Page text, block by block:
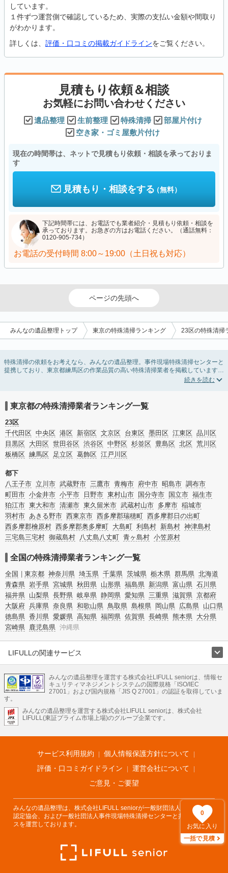
しています。
１件ずつ運営側で確認しているため、実際の支払い金額や間取り
がわかります。
詳しくは、 評価・口コミの掲載ガイドラインをご覧ください。
0
お気に入り
一括で見積
見積もり依頼＆相談
お気軽にお問い合わせください
遺品整理 生前整理 特殊清掃
部屋片付け
空き家・ゴミ屋敷片付け
現在の時間帯は、ネットで見積もり依頼・相談を承っておりま
す
見積もり・相談をする（無料）
下記時間帯には、お電話でも業者紹介・見積もり依頼・相談を
承っております。お急ぎの方はお電話ください。（通話無料：
0120-905-734）
お電話の受付時間 8:00～19:00（土日祝も対応）
ページの先頭へ
みんなの遺品整理トップ 東京の特殊清掃ランキング 23区の特殊清掃
特殊清掃の依頼をお考えなら、みんなの遺品整理。事件現場特殊清掃センターと
提携しており、東京都練馬区の作業品質の高い特殊清掃業者を掲載しています。
孤独死・孤立死に伴う不用品の処分・回収・引き取りから、事件・事故・自殺現
ムによる原状回復・オゾン脱臭機による腐敗臭などの臭いの脱臭・消臭サービス
など絞り込み条件を利用し検索してみましょう。
また故人のご遺族だけでなく不動産管理会社様やオーナー様(賃貸家主様)、行政
のご担当者様でも相談できます。
東京都の特殊清掃業者ランキング一覧
23区
千代田区 中央区 港区 新宿区 文京区 台東区 墨田区 江東区 品川区
目黒区
大田区 世田谷区 渋谷区 中野区 杉並区 豊島区 北区 荒川区
板橋区 練馬区 足立区 葛飾区 江戸川区
都下
八王子市 立川市 武蔵野市 三鷹市 青梅市 府中市 昭島市 調布市
町田市 小金井市 小平市 日野市 東村山市 国分寺市 国立市 福生市
狛江市 東大和市 清瀬市 東久留米市 武蔵村山市 多摩市 稲城市
羽村市 あきる野市 西東京市 西多摩郡瑞穂町 西多摩郡日の出町
西多摩郡檜原村 西多摩郡奥多摩町 大島町 利島村 新島村 神津島村
三宅島三宅村 御蔵島村 八丈島八丈町 青ヶ島村 小笠原村
全国の特殊清掃業者ランキング一覧
全国 東京都 神奈川県 埼玉県 千葉県 茨城県 栃木県 群馬県 北海道
青森県 岩手県 宮城県 秋田県 山形県 福島県 新潟県 富山県 石川県
福井県 山梨県 長野県 岐阜県 静岡県 愛知県 三重県 滋賀県 京都府
大阪府 兵庫県 奈良県 和歌山県 鳥取県 島根県 岡山県 広島県 山口県
徳島県 香川県 愛媛県 高知県 福岡県 佐賀県 長崎県 熊本県 大分県
宮崎県 鹿児島県 沖縄県
LIFULLの関連サービス
不動産・住宅
引越し 老人ホーム 地方創生 ママの就労支援
不動産クラウドファンディング 遺品整理 老後の暮らし情報
LIFULL HOME'Sのサービス
不動産・住宅
不動産査定 マンション専門売却査定 不動産投資 アドバイザー
不動産アーカイブ
空き家バンク 家賃相場 不動産会社
まちむすび
不動産用語集 住まいのお役立ち情報
LIFULL HOME'S PRESS
アプリ 不動産データ 不動産転職
みんなの遺品整理を運営する株式会社LIFULL seniorは、情報セ
キュリティマネジメントシステムの国際規格「ISO/IEC
27001」および国内規格「JIS Q 27001」の認証を取得していま
す。
みんなの遺品整理を運営する株式会社LIFULL seniorは、株式会社
LIFULL(東証プライム市場上場)のグループ企業です。
サービス利用規約
個人情報保護方針について
評価・口コミガイドライン
運営会社について
ご意見・ご要望
みんなの遺品整理は、株式会社LIFULL seniorが一般財団法人遺品整理士
認定協会、および一般社団法人事件現場特殊清掃センターと共同でサービ
スを運営しております。